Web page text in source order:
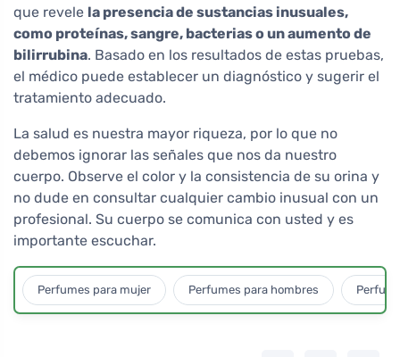
que revele la presencia de sustancias inusuales,
como proteínas, sangre, bacterias o un aumento de
bilirrubina. Basado en los resultados de estas pruebas,
el médico puede establecer un diagnóstico y sugerir el
tratamiento adecuado.
La salud es nuestra mayor riqueza, por lo que no
debemos ignorar las señales que nos da nuestro
cuerpo. Observe el color y la consistencia de su orina y
no dude en consultar cualquier cambio inusual con un
profesional. Su cuerpo se comunica con usted y es
importante escuchar.
Perfumes para mujer Perfumes para hombres